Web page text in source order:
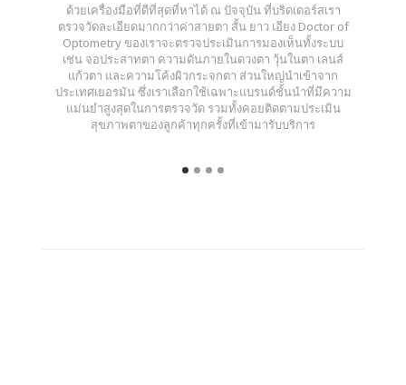
ด้วยเครื่องมือที่ดีที่สุดที่หาได้ ณ ปัจจุบัน ที่บริดเดอร์สเรา
ตรวจวัดละเอียดมากกว่าค่าสายตา สั้น ยาว เอียง Doctor of
Optometry ของเราจะตรวจประเมินการมองเห็นทั้งระบบ
เช่น จอประสาทตา ความดันภายในดวงตา วุ้นในตา เลนส์
แก้วตา และความโค้งผิวกระจกตา ส่วนใหญ่นำเข้าจาก
ประเทศเยอรมัน ซึ่งเราเลือกใช้เฉพาะแบรนด์ชั้นนำที่มีความ
แม่นยำสูงสุดในการตรวจวัด รวมทั้งคอยติดตามประเมิน
สุขภาพตาของลูกค้าทุกครั้งที่เข้ามารับบริการ